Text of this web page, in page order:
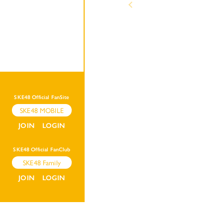
SKE48 Official FanSite
SKE48 MOBILE
JOIN LOGIN
SKE48 Official FanClub
SKE48 Family
JOIN LOGIN